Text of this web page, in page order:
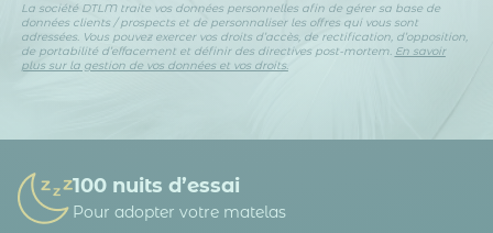
La société DTLM traite vos données personnelles afin de gérer sa base de
données clients / prospects et de personnaliser les offres qui vous sont
adressées. Vous pouvez exercer vos droits d’accès, de rectification, d’opposition,
de portabilité d’effacement et définir des directives post-mortem. En savoir
plus sur la gestion de vos données et vos droits.
100 nuits d’essai
Pour adopter votre matelas